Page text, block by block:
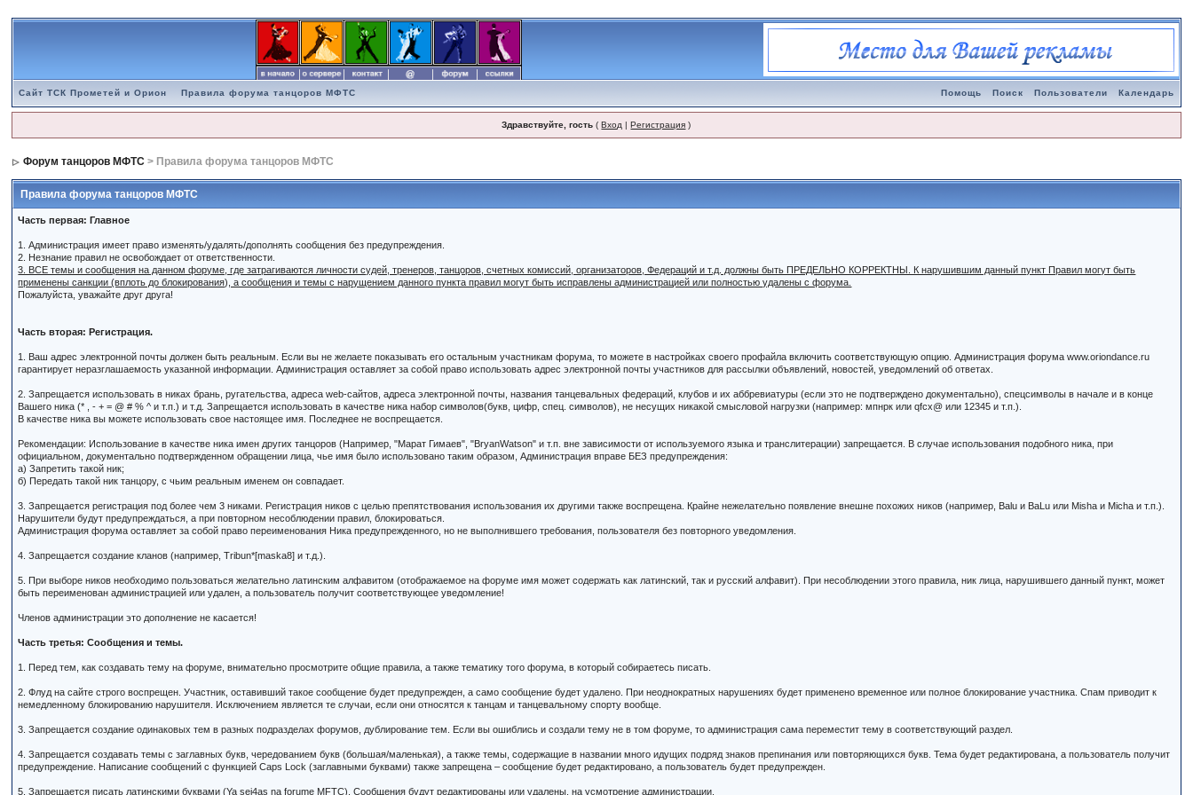
Сайт ТСК Прометей и Орион Правила форума танцоров МФТС Помощь Поиск Пользователи Календарь
Здравствуйте, гость (Вход |Регистрация )
Форум танцоров МФТС > Правила форума танцоров МФТС
Правила форума танцоров МФТС
Часть первая: Главное
1. Администрация имеет право изменять/удалять/дополнять сообщения без предупреждения.
2. Незнание правил не освобождает от ответственности.
3. ВСЕ темы и сообщения на данном форуме, где затрагиваются личности судей, тренеров, танцоров, счетных комиссий, организаторов, Федераций и т.д. должны быть ПРЕДЕЛЬНО КОРРЕКТНЫ. К нарушившим данный пункт Правил могут быть
применены санкции (вплоть до блокирования), а сообщения и темы с нарущением данного пункта правил могут быть исправлены администрацией или полностью удалены с форума.
Пожалуйста, уважайте друг друга!
Часть вторая: Регистрация.
1. Ваш адрес электронной почты должен быть реальным. Если вы не желаете показывать его остальным участникам форума, то можете в настройках своего профайла включить соответствующую опцию. Администрация форума www.oriondance.ru
гарантирует неразглашаемость указанной информации. Администрация оставляет за собой право использовать адрес электронной почты участников для рассылки объявлений, новостей, уведомлений об ответах.
2. Запрещается использовать в никах брань, ругательства, адреса web-сайтов, адреса электронной почты, названия танцевальных федераций, клубов и их аббревиатуры (если это не подтверждено документально), спецсимволы в начале и в конце
Вашего ника (* , - + = @ # % ^ и т.п.) и т.д. Запрещается использовать в качестве ника набор символов(букв, цифр, спец. символов), не несущих никакой смысловой нагрузки (например: мпнрк или qfcx@ или 12345 и т.п.).
В качестве ника вы можете использовать свое настоящее имя. Последнее не воспрещается.
Рекомендации: Использование в качестве ника имен других танцоров (Например, "Марат Гимаев", "BryanWatson" и т.п. вне зависимости от используемого языка и транслитерации) запрещается. В случае использования подобного ника, при
официальном, документально подтвержденном обращении лица, чье имя было использовано таким образом, Администрация вправе БЕЗ предупреждения:
а) Запретить такой ник;
б) Передать такой ник танцору, с чьим реальным именем он совпадает.
3. Запрещается регистрация под более чем 3 никами. Регистрация ников с целью препятствования использования их другими также воспрещена. Крайне нежелательно появление внешне похожих ников (например, Balu и BaLu или Misha и Micha и т.п.).
Нарушители будут предупреждаться, а при повторном несоблюдении правил, блокироваться.
Администрация форума оставляет за собой право переименования Ника предупрежденного, но не выполнившего требования, пользователя без повторного уведомления.
4. Запрещается создание кланов (например, Tribun*[maska8] и т.д.).
5. При выборе ников необходимо пользоваться желательно латинским алфавитом (отображаемое на форуме имя может содержать как латинский, так и русский алфавит). При несоблюдении этого правила, ник лица, нарушившего данный пункт, может
быть переименован администрацией или удален, а пользователь получит соответствующее уведомление!
Членов администрации это дополнение не касается!
Часть третья: Сообщения и темы.
1. Перед тем, как создавать тему на форуме, внимательно просмотрите общие правила, а также тематику того форума, в который собираетесь писать.
2. Флуд на сайте строго воспрещен. Участник, оставивший такое сообщение будет предупрежден, а само сообщение будет удалено. При неоднократных нарушениях будет применено временное или полное блокирование участника. Спам приводит к
немедленному блокированию нарушителя. Исключением является те случаи, если они относятся к танцам и танцевальному спорту вообще.
3. Запрещается создание одинаковых тем в разных подразделах форумов, дублирование тем. Если вы ошиблись и создали тему не в том форуме, то администрация сама переместит тему в соответствующий раздел.
4. Запрещается создавать темы с заглавных букв, чередованием букв (большая/маленькая), а также темы, содержащие в названии много идущих подряд знаков препинания или повторяющихся букв. Тема будет редактирована, а пользователь получит
предупреждение. Написание сообщений с функцией Caps Lock (заглавными буквами) также запрещена – сообщение будет редактировано, а пользователь будет предупрежден.
5. Запрещается писать латинскими буквами (Ya sei4as na forume MFTC). Сообщения будут редактированы или удалены, на усмотрение администрации.